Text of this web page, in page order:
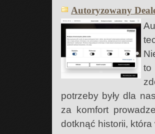
Autoryzowany
potrzeby były dla
za komfort
dotknąć historii, która